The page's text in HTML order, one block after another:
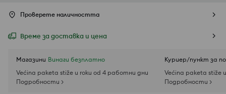
Проверете наличността
Време за доставка и цена
Магазини Винаги безплатно
Većina paketa stiže u roku od 4 работни дни
Подробности >
Куриер/пункт за
Većina paketa stiže
Подробности >